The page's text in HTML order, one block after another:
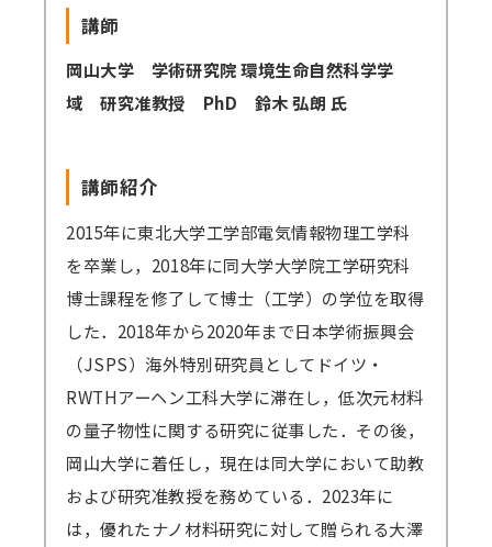
コラム・取材
FAQ/問い合わせ先
お申し込み・振込要領
メルマガ登録
セミナー会場アクセス
講師
岡山大学 学術研究院 環境生命自然科学学
域 研究准教授 PhD 鈴木 弘朗 氏
講師紹介
2015年に東北大学工学部電気情報物理工学科
を卒業し，2018年に同大学大学院工学研究科
博士課程を修了して博士（工学）の学位を取得
した．2018年から2020年まで日本学術振興会
（JSPS）海外特別研究員としてドイツ・
RWTHアーヘン工科大学に滞在し，低次元材料
の量子物性に関する研究に従事した．その後，
岡山大学に着任し，現在は同大学において助教
および研究准教授を務めている．2023年に
は，優れたナノ材料研究に対して贈られる大澤